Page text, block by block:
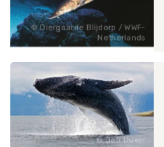
Diergaarde Blijdorp / WWF-
Netherlands
Jeff Duerr